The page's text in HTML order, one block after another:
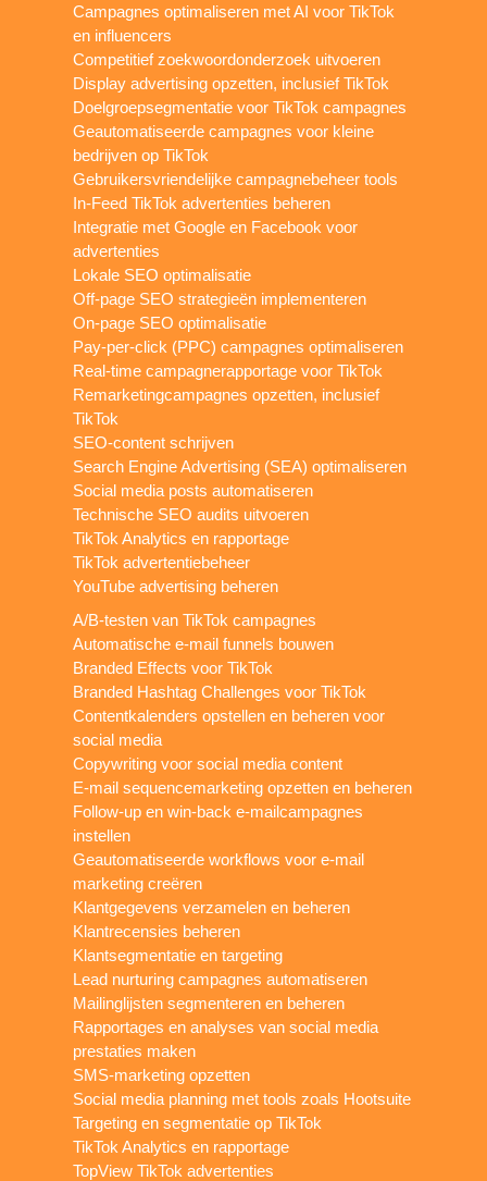
Campagnes optimaliseren met AI voor TikTok
en influencers
Competitief zoekwoordonderzoek uitvoeren
Display advertising opzetten, inclusief TikTok
Doelgroepsegmentatie voor TikTok campagnes
Geautomatiseerde campagnes voor kleine
bedrijven op TikTok
Gebruikersvriendelijke campagnebeheer tools
In-Feed TikTok advertenties beheren
Integratie met Google en Facebook voor
advertenties
Lokale SEO optimalisatie
Off-page SEO strategieën implementeren
On-page SEO optimalisatie
Pay-per-click (PPC) campagnes optimaliseren
Real-time campagnerapportage voor TikTok
Remarketingcampagnes opzetten, inclusief
TikTok
SEO-content schrijven
Search Engine Advertising (SEA) optimaliseren
Social media posts automatiseren
Technische SEO audits uitvoeren
TikTok Analytics en rapportage
TikTok advertentiebeheer
YouTube advertising beheren
A/B-testen van TikTok campagnes
Automatische e-mail funnels bouwen
Branded Effects voor TikTok
Branded Hashtag Challenges voor TikTok
Contentkalenders opstellen en beheren voor
social media
Copywriting voor social media content
E-mail sequencemarketing opzetten en beheren
Follow-up en win-back e-mailcampagnes
instellen
Geautomatiseerde workflows voor e-mail
marketing creëren
Klantgegevens verzamelen en beheren
Klantrecensies beheren
Klantsegmentatie en targeting
Lead nurturing campagnes automatiseren
Mailinglijsten segmenteren en beheren
Rapportages en analyses van social media
prestaties maken
SMS-marketing opzetten
Social media planning met tools zoals Hootsuite
Targeting en segmentatie op TikTok
TikTok Analytics en rapportage
TopView TikTok advertenties